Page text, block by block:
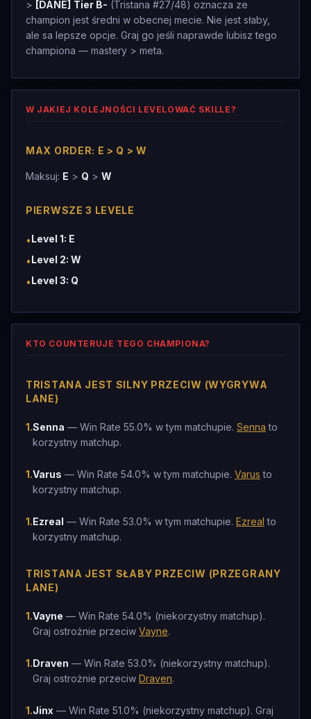
> [DANE] Tier B- (Tristana #27/48) oznacza ze
champion jest średni w obecnej mecie. Nie jest słaby,
ale sa lepsze opcje. Graj go jeśli naprawde lubisz tego
championa — mastery > meta.
W JAKIEJ KOLEJNOŚCI LEVELOWAĆ SKILLE?
MAX ORDER: E > Q > W
Maksuj: E > Q > W
PIERWSZE 3 LEVELE
•Level 1: E
•Level 2: W
•Level 3: Q
KTO COUNTERUJE TEGO CHAMPIONA?
TRISTANA JEST SILNY PRZECIW (WYGRYWA
LANE)
1.Senna — Win Rate 55.0% w tym matchupie. Senna to
korzystny matchup.
1.Varus — Win Rate 54.0% w tym matchupie. Varus to
korzystny matchup.
1.Ezreal — Win Rate 53.0% w tym matchupie. Ezreal to
korzystny matchup.
TRISTANA JEST SŁABY PRZECIW (PRZEGRANY
LANE)
1.Vayne — Win Rate 54.0% (niekorzystny matchup).
Graj ostrożnie przeciw Vayne.
1.Draven — Win Rate 53.0% (niekorzystny matchup).
Graj ostrożnie przeciw Draven.
1.Jinx — Win Rate 51.0% (niekorzystny matchup). Graj